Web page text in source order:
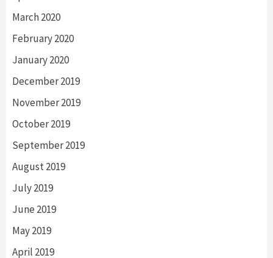
March 2020
February 2020
January 2020
December 2019
November 2019
October 2019
September 2019
August 2019
July 2019
June 2019
May 2019
April 2019